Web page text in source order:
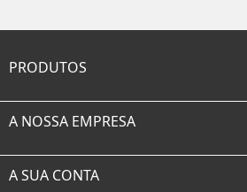
PRODUTOS
A NOSSA EMPRESA
A SUA CONTA